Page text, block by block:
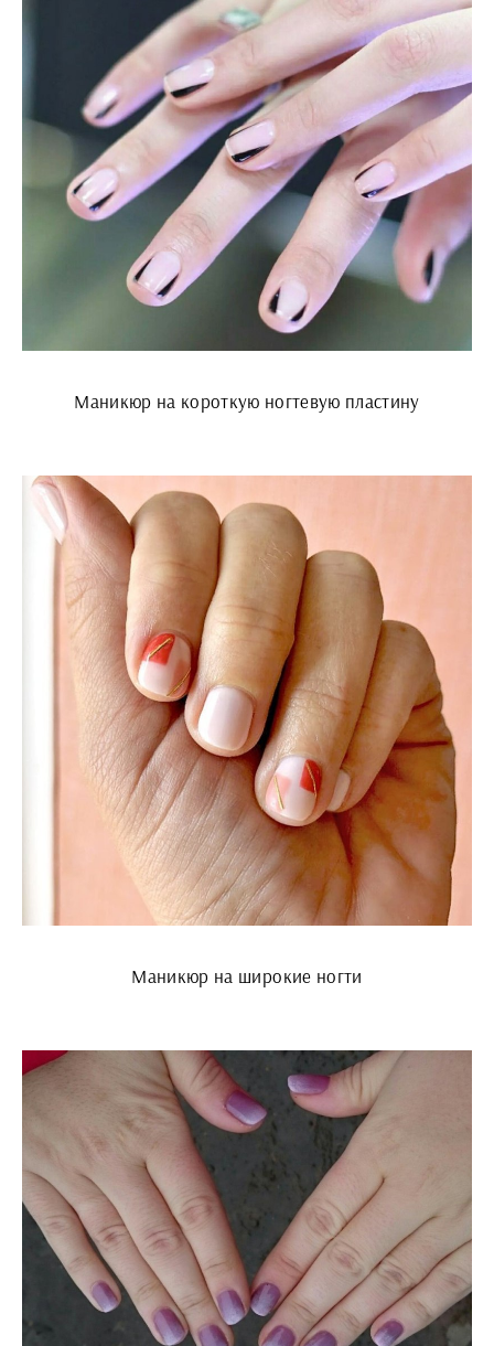
Маникюр на короткую ногтевую пластину
Маникюр на широкие ногти